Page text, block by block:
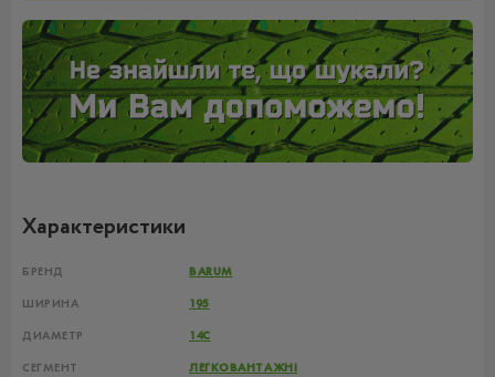
Характеристики
БРЕНД BARUM
ШИРИНА 195
ДИАМЕТР 14C
СЕГМЕНТ ЛЕГКОВАНТАЖНІ